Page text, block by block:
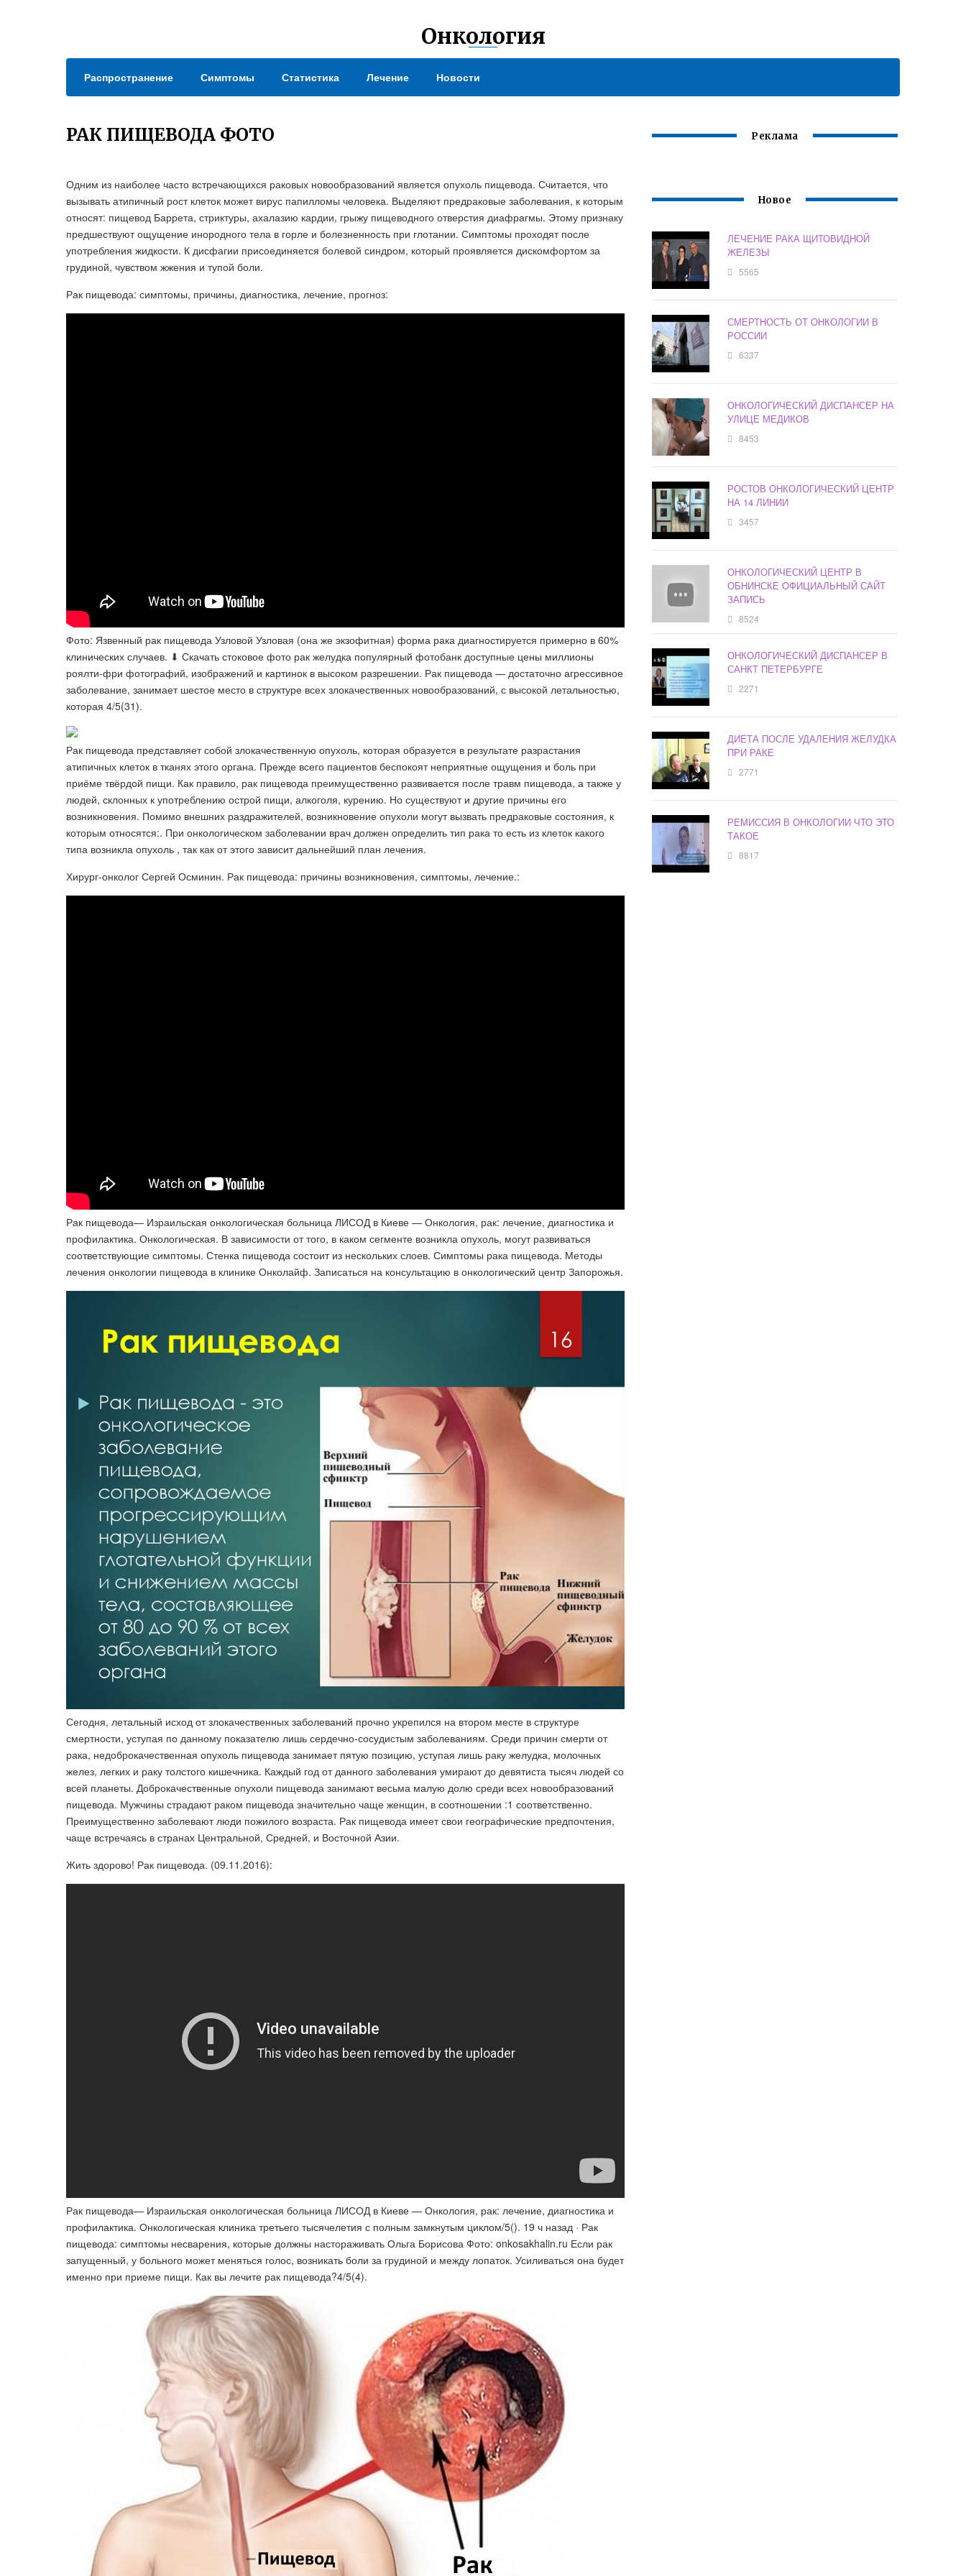
Онкология
Распространение Симптомы Статистика Лечение Новости
РАК ПИЩЕВОДА ФОТО
Одним из наиболее часто встречающихся раковых новообразований является опухоль пищевода. Считается, что
вызывать атипичный рост клеток может вирус папилломы человека. Выделяют предраковые заболевания, к которым
относят: пищевод Баррета, стриктуры, ахалазию кардии, грыжу пищеводного отверстия диафрагмы. Этому признаку
предшествуют ощущение инородного тела в горле и болезненность при глотании. Симптомы проходят после
употребления жидкости. К дисфагии присоединяется болевой синдром, который проявляется дискомфортом за
грудиной, чувством жжения и тупой боли.
Рак пищевода: симптомы, причины, диагностика, лечение, прогноз:
Фото: Язвенный рак пищевода Узловой Узловая (она же экзофитная) форма рака диагностируется примерно в 60%
клинических случаев. ⬇ Скачать стоковое фото рак желудка популярный фотобанк доступные цены миллионы
роялти-фри фотографий, изображений и картинок в высоком разрешении. Рак пищевода — достаточно агрессивное
заболевание, занимает шестое место в структуре всех злокачественных новообразований, с высокой летальностью,
которая 4/5(31).
Рак пищевода представляет собой злокачественную опухоль, которая образуется в результате разрастания
атипичных клеток в тканях этого органа. Прежде всего пациентов беспокоят неприятные ощущения и боль при
приёме твёрдой пищи. Как правило, рак пищевода преимущественно развивается после травм пищевода, а также у
людей, склонных к употреблению острой пищи, алкоголя, курению. Но существуют и другие причины его
возникновения. Помимо внешних раздражителей, возникновение опухоли могут вызвать предраковые состояния, к
которым относятся:. При онкологическом заболевании врач должен определить тип рака то есть из клеток какого
типа возникла опухоль , так как от этого зависит дальнейший план лечения.
Хирург-онколог Сергей Осминин. Рак пищевода: причины возникновения, симптомы, лечение.:
Рак пищевода— Израильская онкологическая больница ЛИСОД в Киеве — Онкология, рак: лечение, диагностика и
профилактика. Онкологическая. В зависимости от того, в каком сегменте возникла опухоль, могут развиваться
соответствующие симптомы. Стенка пищевода состоит из нескольких слоев. Симптомы рака пищевода. Методы
лечения онкологии пищевода в клинике Онколайф. Записаться на консультацию в онкологический центр Запорожья.
Сегодня, летальный исход от злокачественных заболеваний прочно укрепился на втором месте в структуре
смертности, уступая по данному показателю лишь сердечно-сосудистым заболеваниям. Среди причин смерти от
рака, недоброкачественная опухоль пищевода занимает пятую позицию, уступая лишь раку желудка, молочных
желез, легких и раку толстого кишечника. Каждый год от данного заболевания умирают до девятиста тысяч людей со
всей планеты. Доброкачественные опухоли пищевода занимают весьма малую долю среди всех новообразований
пищевода. Мужчины страдают раком пищевода значительно чаще женщин, в соотношении :1 соответственно.
Преимущественно заболевают люди пожилого возраста. Рак пищевода имеет свои географические предпочтения,
чаще встречаясь в странах Центральной, Средней, и Восточной Азии.
Жить здорово! Рак пищевода. (09.11.2016):
Рак пищевода— Израильская онкологическая больница ЛИСОД в Киеве — Онкология, рак: лечение, диагностика и
профилактика. Онкологическая клиника третьего тысячелетия с полным замкнутым циклом/5(). 19 ч назад · Рак
пищевода: симптомы несварения, которые должны настораживать Ольга Борисова Фото: onkosakhalin.ru Если рак
запущенный, у больного может меняться голос, возникать боли за грудиной и между лопаток. Усиливаться она будет
именно при приеме пищи. Как вы лечите рак пищевода?4/5(4).
Реклама
Новое
ЛЕЧЕНИЕ РАКА ЩИТОВИДНОЙ
ЖЕЛЕЗЫ
5565
СМЕРТНОСТЬ ОТ ОНКОЛОГИИ В
РОССИИ
6337
ОНКОЛОГИЧЕСКИЙ ДИСПАНСЕР НА
УЛИЦЕ МЕДИКОВ
8453
РОСТОВ ОНКОЛОГИЧЕСКИЙ ЦЕНТР
НА 14 ЛИНИИ
3457
ОНКОЛОГИЧЕСКИЙ ЦЕНТР В
ОБНИНСКЕ ОФИЦИАЛЬНЫЙ САЙТ
ЗАПИСЬ
8524
ОНКОЛОГИЧЕСКИЙ ДИСПАНСЕР В
САНКТ ПЕТЕРБУРГЕ
2271
ДИЕТА ПОСЛЕ УДАЛЕНИЯ ЖЕЛУДКА
ПРИ РАКЕ
2771
РЕМИССИЯ В ОНКОЛОГИИ ЧТО ЭТО
ТАКОЕ
8817